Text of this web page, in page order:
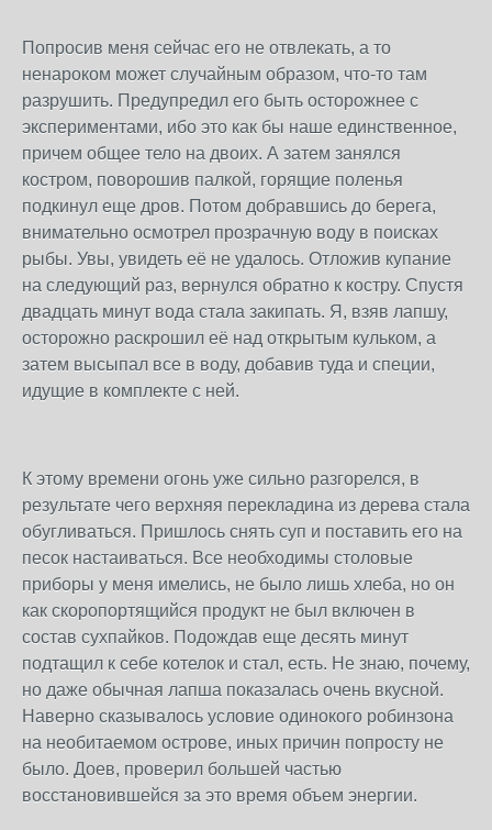
Попросив меня сейчас его не отвлекать, а то
ненароком может случайным образом, что-то там
разрушить. Предупредил его быть осторожнее с
экспериментами, ибо это как бы наше единственное,
причем общее тело на двоих. А затем занялся
костром, поворошив палкой, горящие поленья
подкинул еще дров. Потом добравшись до берега,
внимательно осмотрел прозрачную воду в поисках
рыбы. Увы, увидеть её не удалось. Отложив купание
на следующий раз, вернулся обратно к костру. Спустя
двадцать минут вода стала закипать. Я, взяв лапшу,
осторожно раскрошил её над открытым кульком, а
затем высыпал все в воду, добавив туда и специи,
идущие в комплекте с ней.
К этому времени огонь уже сильно разгорелся, в
результате чего верхняя перекладина из дерева стала
обугливаться. Пришлось снять суп и поставить его на
песок настаиваться. Все необходимы столовые
приборы у меня имелись, не было лишь хлеба, но он
как скоропортящийся продукт не был включен в
состав сухпайков. Подождав еще десять минут
подтащил к себе котелок и стал, есть. Не знаю, почему,
но даже обычная лапша показалась очень вкусной.
Наверно сказывалось условие одинокого робинзона
на необитаемом острове, иных причин попросту не
было. Доев, проверил большей частью
восстановившейся за это время объем энергии.